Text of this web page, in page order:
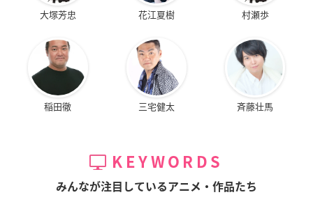
大塚芳忠 花江夏樹 村瀬歩
稲田徹 三宅健太 斉藤壮馬
KEYWORDS
みんなが注目しているアニメ・作品たち